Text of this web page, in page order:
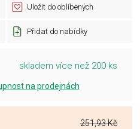
Uložit do oblíbených
Přidat do nabídky
skladem více než 200 ks
na prodejnách
251,93 Kč